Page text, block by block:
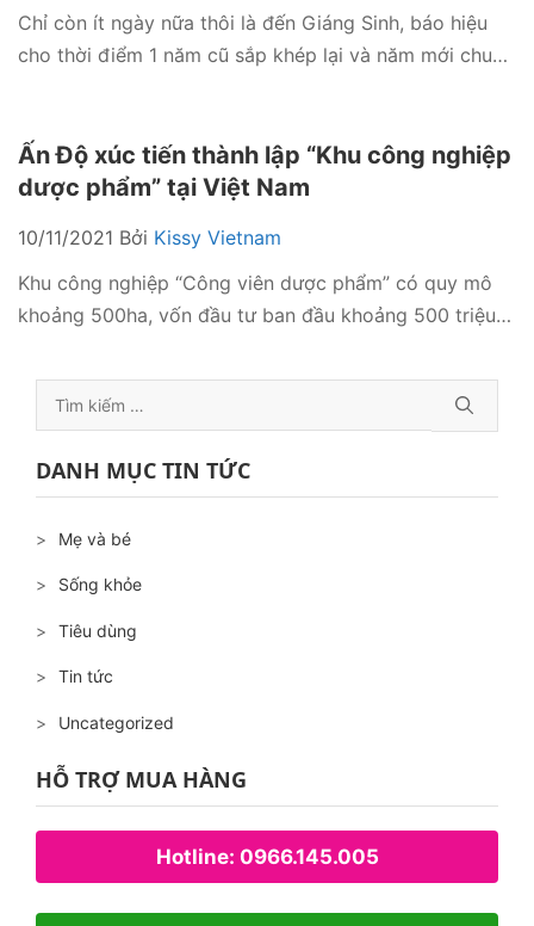
Chỉ còn ít ngày nữa thôi là đến Giáng Sinh, báo hiệu
cho thời điểm 1 năm cũ sắp khép lại và năm mới chuẩn
Covid-19 đã có tác động …Đọc tiếp
Ấn Độ xúc tiến thành lập “Khu công nghiệp
dược phẩm” tại Việt Nam
10/11/2021 Bởi Kissy Vietnam
Khu công nghiệp “Công viên dược phẩm” có quy mô
khoảng 500ha, vốn đầu tư ban đầu khoảng 500 triệu
nghìn lao động trực tiếp, 200 nghìn lao động giá tiếp
và doanh thu xuất khẩu đạt khoảng 5 tỷ USD. Đó là …
Tìm
kiếm
cho:
DANH MỤC TIN TỨC
Mẹ và bé
Sống khỏe
Tiêu dùng
Tin tức
Uncategorized
HỖ TRỢ MUA HÀNG
Hotline: 0966.145.005